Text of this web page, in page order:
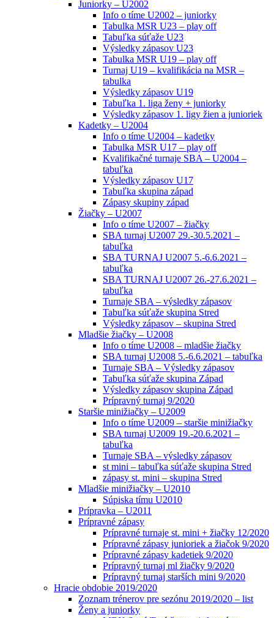
Juniorky – U2002
Info o tíme U2002 – juniorky
Tabulka MSR U23 – play off
Tabuľka súťaže U23
Výsledky zápasov U23
Tabulka MSR U19 – play off
Turnaj U19 – kvalifikácia na MSR –
tabulka
Výsledky zápasov U19
Tabuľka 1. liga ženy + juniorky
Výsledky zápasov 1. ligy žien a junioriek
Kadetky – U2004
Info o tíme U2004 – kadetky
Tabulka MSR U17 – play off
Kvalifikačné turnaje SBA – U2004 –
tabuľka
Výsledky zápasov U17
Tabuľka skupina západ
Zápasy skupiny západ
Žiačky – U2007
Info o tíme U2007 – žiačky
SBA turnaj U2007 29.-30.5.2021 –
tabuľka
SBA TURNAJ U2007 5.-6.6.2021 –
tabuľka
SBA TURNAJ U2007 26.-27.6.2021 –
tabuľka
Turnaje SBA – výsledky zápasov
Tabuľka súťaže skupina Stred
Výsledky zápasov – skupina Stred
Mladšie žiačky – U2008
Info o tíme U2008 – mladšie žiačky
SBA turnaj U2008 5.-6.6.2021 – tabuľka
Turnaje SBA – Výsledky zápasov
Tabuľka súťaže skupina Západ
Výsledky zápasov skupina Západ
Prípravný turnaj 9/2020
Staršie minižiačky – U2009
Info o tíme U2009 – staršie minižiačky
SBA turnaj U2009 19.-20.6.2021 –
tabuľka
Turnaje SBA – výsledky zápasov
st mini – tabuľka súťaže skupina Stred
zápasy st. mini – skupina Stred
Mladšie minižiačky – U2010
Súpiska tímu U2010
Prípravka – U2011
Prípravné zápasy
Prípravné turnaje st. mini + žiačky 12/2020
Prípravné zápasy junioriek a žiačok 9/2020
Prípravné zápasy kadetiek 9/2020
Prípravný turnaj ml žiačky 9/2020
Prípravný turnaj starších mini 9/2020
Hracie obdobie 2019/2020
Zoznam trénerov pre sezónu 2019/2020 – list
Ženy a juniorky